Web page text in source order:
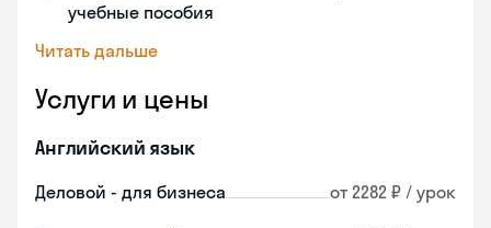
учебные пособия
Читать дальше
Услуги и цены
Английский язык
Деловой - для бизнеса от 2282 ₽ / урок